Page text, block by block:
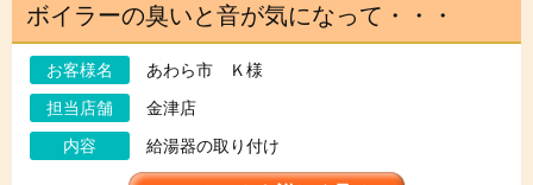
ボイラーの臭いと音が気になって・・・
お客様名
あわら市 Ｋ様
担当店舗
金津店
内容
給湯器の取り付け